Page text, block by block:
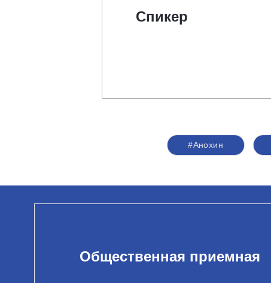
Спикер
#Анохин
Общественная приемная